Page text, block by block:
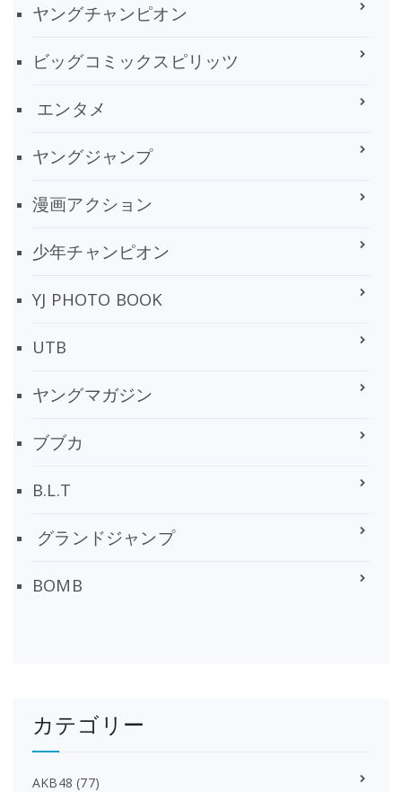
ヤングチャンピオン
ビッグコミックスピリッツ
エンタメ
ヤングジャンプ
漫画アクション
少年チャンピオン
YJ PHOTO BOOK
UTB
ヤングマガジン
ブブカ
B.L.T
グランドジャンプ
BOMB
カテゴリー
AKB48 (77)